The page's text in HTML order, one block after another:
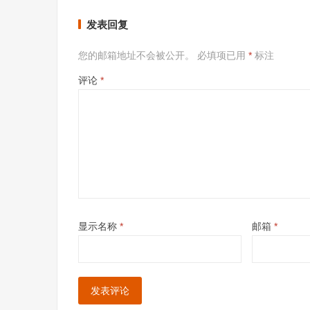
发表回复
您的邮箱地址不会被公开。 必填项已用 * 标注
评论 *
显示名称 * 邮箱 *